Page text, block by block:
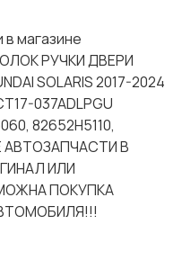
в магазине
РУЧКИ ДВЕРИ
SOLARIS 2017-2024
037ADLPGU
82652H5110,
АВТОЗАПЧАСТИ В
ИЛИ
ПОКУПКА